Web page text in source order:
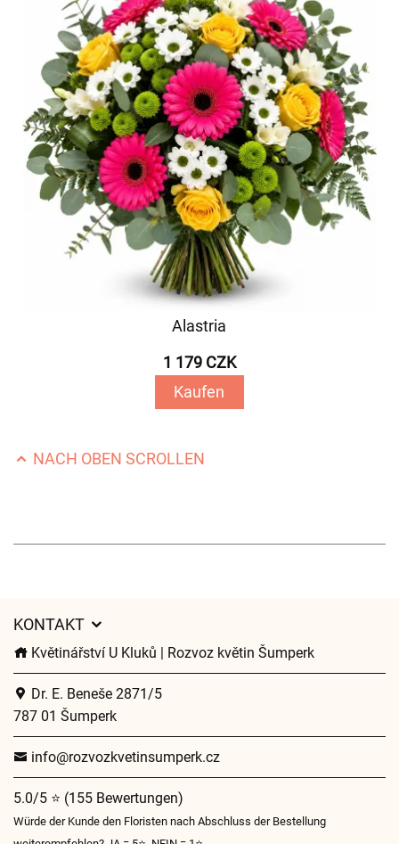
Alastria
1 179 CZK
Kaufen
NACH OBEN SCROLLEN
KONTAKT
Květinářství U Kluků | Rozvoz květin Šumperk
Dr. E. Beneše 2871/5
787 01 Šumperk
info@rozvozkvetinsumperk.cz
5.0/5 ⭐ (155 Bewertungen)
Würde der Kunde den Floristen nach Abschluss der Bestellung